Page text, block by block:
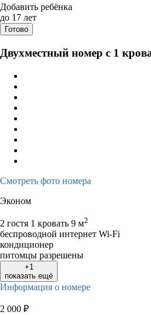
Дата заезда - отъезда
Добавить ребёнка
до 17 лет
Готово
Двухместный номер с 1
Смотреть фото номера
Эконом
2 гостя 1 кровать 9 м2
беспроводной интернет Wi-Fi
кондиционер
питомцы разрешены
+1
показать ещё
Информация о номере
2 000 ₽